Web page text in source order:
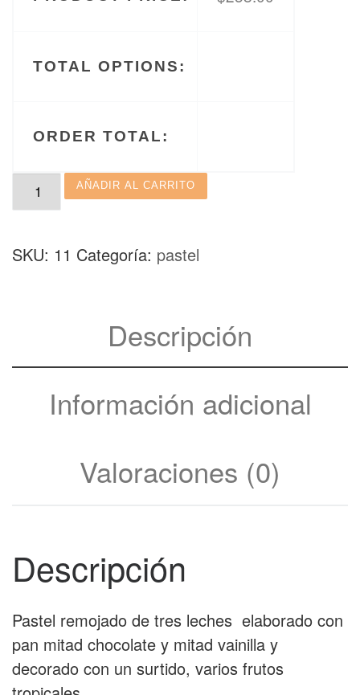
TOTAL OPTIONS:
ORDER TOTAL:
Pastel Tropical cantidad
AÑADIR AL CARRITO
SKU: 11 Categoría: pastel
Descripción
Información adicional
Valoraciones (0)
Descripción
Pastel remojado de tres leches elaborado con
pan mitad chocolate y mitad vainilla y
decorado con un surtido, varios frutos